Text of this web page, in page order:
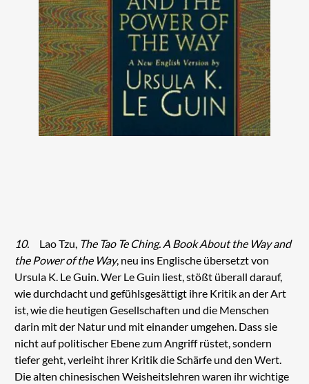
10. Lao Tzu, The Tao Te Ching. A Book About the Way and
the Power of the Way, neu ins Englische übersetzt von
Ursula K. Le Guin. Wer Le Guin liest, stößt überall darauf,
wie durchdacht und gefühlsgesättigt ihre Kritik an der Art
ist, wie die heutigen Gesellschaften und die Menschen
darin mit der Natur und mit einander umgehen. Dass sie
nicht auf politischer Ebene zum Angriff rüstet, sondern
tiefer geht, verleiht ihrer Kritik die Schärfe und den Wert.
Die alten chinesischen Weisheitslehren waren ihr wichtige